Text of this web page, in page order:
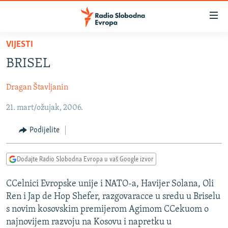
Pređite
glavni
Pređite
na
navigaciju
Pređite
na
pretragu
SRBIJA
KOSOVO
CRNA GORA
VIZUELNO
VIDEO
FOTOGALERIJE
INFOGRAFIKE
PODCASTI
RAT U UKRAJINI
KINA NA BALKANU
RSE PRIČE IZ SVIJETA
VIJESTI
BRISEL
Dragan Štavljanin
21. mart/ožujak, 2006.
Podijelite
Dodajte Radio Slobodna Evropa u vaš Google izvor
CCelnici Evropske unije i NATO-a, Havijer Solana, Oli
Ren i Jap de Hop Shefer, razgovaracce u sredu u Briselu
s novim kosovskim premijerom Agimom CCekuom o
najnovijem razvoju na Kosovu i napretku u